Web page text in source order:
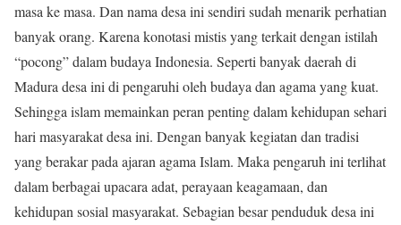
masa ke masa. Dan nama desa ini sendiri sudah menarik perhatian
banyak orang. Karena konotasi mistis yang terkait dengan istilah
“pocong” dalam budaya Indonesia. Seperti banyak daerah di
Madura desa ini di pengaruhi oleh budaya dan agama yang kuat.
Sehingga islam memainkan peran penting dalam kehidupan sehari
hari masyarakat desa ini. Dengan banyak kegiatan dan tradisi
yang berakar pada ajaran agama Islam. Maka pengaruh ini terlihat
dalam berbagai upacara adat, perayaan keagamaan, dan
kehidupan sosial masyarakat. Sebagian besar penduduk desa ini